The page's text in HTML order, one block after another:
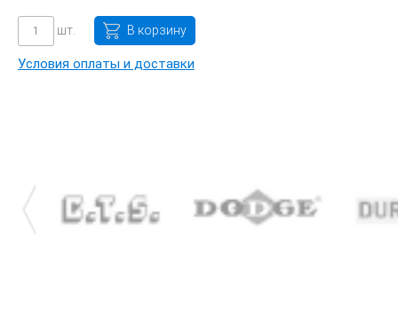
шт. В корзину
Условия оплаты и доставки